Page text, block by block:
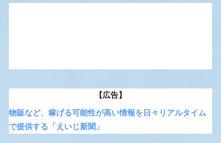
【広告】
物販など、稼げる可能性が高い情報を日々リアルタイム
で提供する「えいじ新聞」